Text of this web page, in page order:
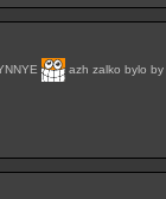
azh zalko bylo